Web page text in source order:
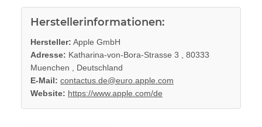
Herstellerinformationen:
Hersteller: Apple GmbH
Adresse: Katharina-von-Bora-Strasse 3 , 80333
Muenchen , Deutschland
E-Mail: contactus.de@euro.apple.com
Website: https://www.apple.com/de